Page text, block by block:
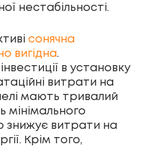
нестабільності.
сонячна
вигідна.
в установку
витрати на
мають тривалий
мінімального
знижує витрати на
Крім того,